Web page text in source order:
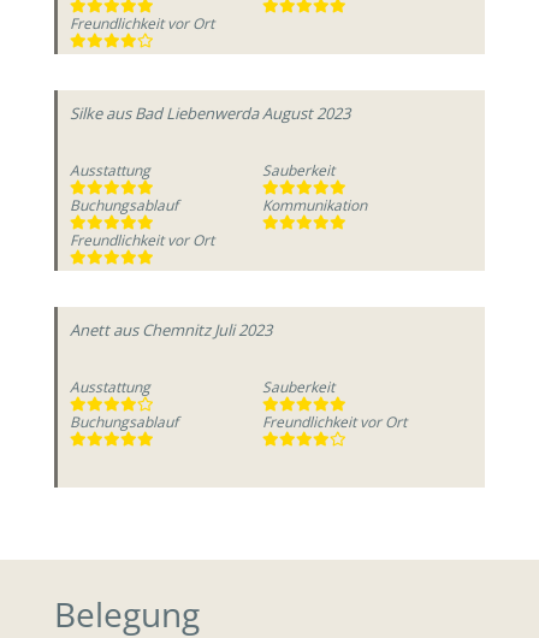
Freundlichkeit vor Ort
Silkeaus Bad LiebenwerdaAugust 2023
Ausstattung
Sauberkeit
Buchungsablauf
Kommunikation
Freundlichkeit vor Ort
Anettaus Chemnitz Juli 2023
Ausstattung
Sauberkeit
Buchungsablauf
Freundlichkeit vor Ort
Belegung